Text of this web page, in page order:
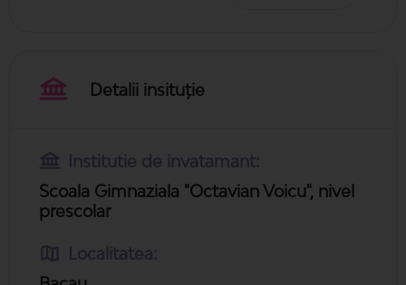
Detalii insituție
Institutie de invatamant:
Scoala Gimnaziala "Octavian Voicu", nivel
prescolar
Localitatea: